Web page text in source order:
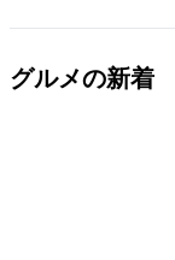
グルメの新着